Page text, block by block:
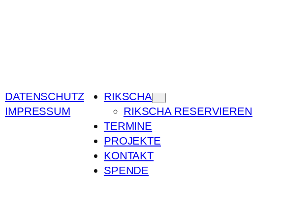
DATENSCHUTZ
IMPRESSUM
RIKSCHA
RIKSCHA RESERVIEREN
TERMINE
PROJEKTE
KONTAKT
SPENDE